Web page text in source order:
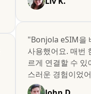
"Bonjola eSIM을
사용했어요. 매번
르게 연결할 수 있
스러운 경험이었